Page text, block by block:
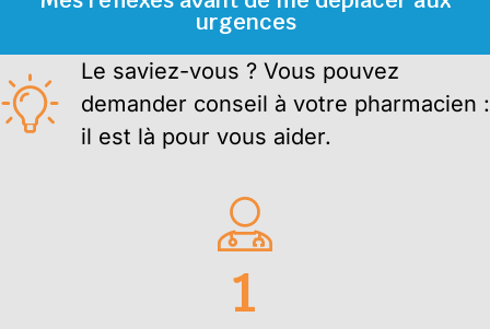
urgences
Le saviez-vous ? Vous pouvez
demander conseil à votre pharmacien :
il est là pour vous aider.
1